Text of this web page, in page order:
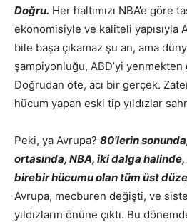
Doğru. Her haltımızı NBA’e göre
ekonomisiyle ve kaliteli yapısıyla
bile başa çıkamaz şu an, ama
şampiyonluğu, ABD’yi
Doğrudan öte, acı bir gerçek.
hücum yapan eski tip yıldızlar
Peki, ya Avrupa? 80’lerin
ortasında, NBA, iki dalga
birebir hücumu olan tüm üst
Avrupa, mecburen değişti, ve
yıldızların önüne çıktı. Bu